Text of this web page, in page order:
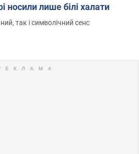
носили лише білі халати
так і символічний сенс